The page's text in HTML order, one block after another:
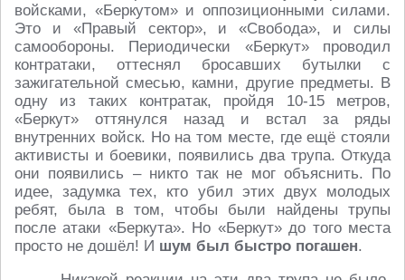
войсками, «Беркутом» и оппозиционными силами.
Это и «Правый сектор», и «Свобода», и силы
самообороны. Периодически «Беркут» проводил
контратаки, оттеснял бросавших бутылки с
зажигательной смесью, камни, другие предметы. В
одну из таких контратак, пройдя 10-15 метров,
«Беркут» оттянулся назад и встал за ряды
внутренних войск. Но на том месте, где ещё стояли
активисты и боевики, появились два трупа. Откуда
они появились – никто так не мог объяснить. По
идее, задумка тех, кто убил этих двух молодых
ребят, была в том, чтобы были найдены трупы
после атаки «Беркута». Но «Беркут» до того места
просто не дошёл! И шум был быстро погашен.